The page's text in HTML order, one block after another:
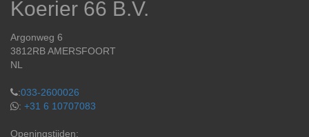
Koerier 66 B.V.
Argonweg 6
3812RB AMERSFOORT
NL
:033-2600026
: +31 6 10707083
Openingstijden: